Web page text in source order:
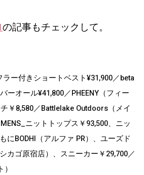
の記事もチェックして。
ラー付きショートベスト¥31,900／beta
ーオール¥41,800／PHEENY（フィー
￥8,580／Battlelake Outdoors（メイ
ニットトップス￥93,500、ニッ
にBODHI（アルファ PR）、ユーズド
カゴ原宿店）、スニーカー￥29,700／